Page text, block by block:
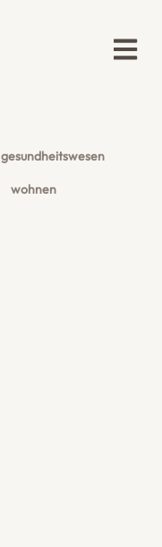
gesundheitswesen
wohnen